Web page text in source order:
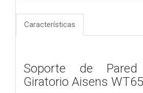
Características
Soporte de Pared
Giratorio Aisens